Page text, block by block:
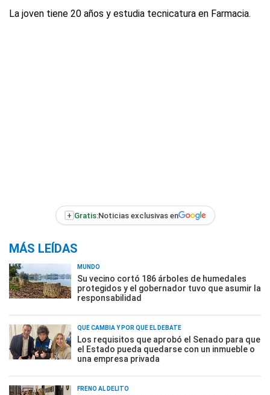
La joven tiene 20 años y estudia tecnicatura en Farmacia.
+ Gratis:Noticias exclusivas en
MÁS LEÍDAS
MUNDO
Su vecino cortó 186 árboles de humedales
protegidos y el gobernador tuvo que asumir la
responsabilidad
QUÉ CAMBIA Y POR QUÉ EL DEBATE
Los requisitos que aprobó el Senado para que
el Estado pueda quedarse con un inmueble o
una empresa privada
FRENO AL DELITO